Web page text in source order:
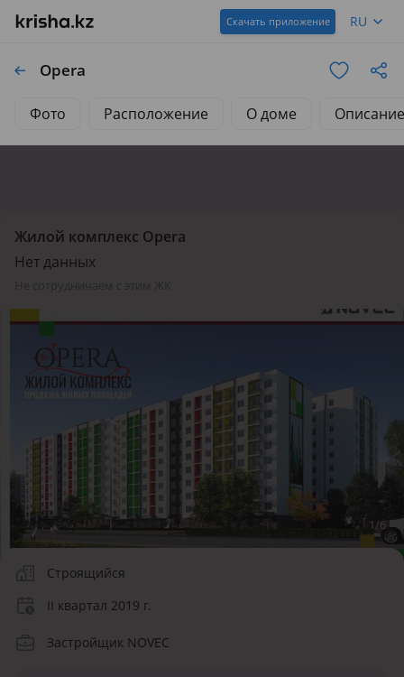
Скачать приложение RU
Opera
Фото Расположение О доме Описание
Жилой комплекс Opera
Нет данных
1/6
Строящийся
II квартал 2019 г.
Застройщик NOVEC